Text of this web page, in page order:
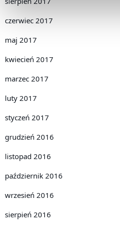
czerwiec 2017
maj 2017
kwiecień 2017
marzec 2017
luty 2017
styczeń 2017
grudzień 2016
listopad 2016
październik 2016
wrzesień 2016
sierpień 2016